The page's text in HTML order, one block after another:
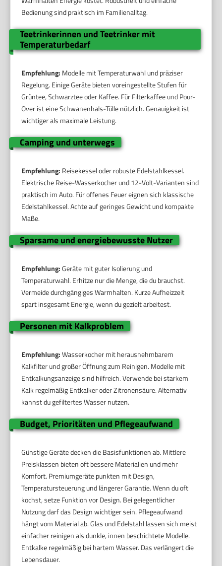
Bedienung sind praktisch im Familienalltag.
Teetrinkerinnen und Teetrinker mit
Temperaturbedarf
Empfehlung: Modelle mit Temperaturwahl und präziser
Regelung. Einige Geräte bieten voreingestellte Stufen für
Grüntee, Schwarztee oder Kaffee. Für Filterkaffee und Pour-
Over ist eine Schwanenhals-Tülle nützlich. Genauigkeit ist
wichtiger als maximale Leistung.
Camping und unterwegs
Empfehlung: Reisekessel oder robuste Edelstahlkessel.
Elektrische Reise-Wasserkocher und 12-Volt-Varianten sind
praktisch im Auto. Für offenes Feuer eignen sich klassische
Edelstahlkessel. Achte auf geringes Gewicht und kompakte
Maße.
Sparsame und energiebewusste Nutzer
Empfehlung:Geräte mit guter Isolierung und
Temperaturwahl. Erhitze nur die Menge, die du brauchst.
Vermeide durchgängiges Warmhalten. Kurze Aufheizzeit
spart insgesamt Energie, wenn du gezielt arbeitest.
Personen mit Kalkproblem
Empfehlung:Wasserkocher mit herausnehmbarem
Kalkfilter und großer Öffnung zum Reinigen. Modelle mit
Entkalkungsanzeige sind hilfreich. Verwende bei starkem
Kalk regelmäßig Entkalker oder Zitronensäure. Alternativ
kannst du gefiltertes Wasser nutzen.
Budget, Prioritäten und Pflegeaufwand
Günstige Geräte decken die Basisfunktionen ab. Mittlere
Preisklassen bieten oft bessere Materialien und mehr
Komfort. Premiumgeräte punkten mit Design,
Temperatursteuerung und längerer Garantie. Wenn du oft
kochst, setze Funktion vor Design. Bei gelegentlicher
Nutzung darf das Design wichtiger sein. Pflegeaufwand
hängt vom Material ab. Glas und Edelstahl lassen sich meist
einfacher reinigen als dunkle, innen beschichtete Modelle.
Entkalke regelmäßig bei hartem Wasser. Das verlängert die
Lebensdauer.